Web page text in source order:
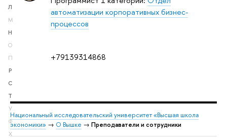
Л
М
Н
О
П
Р
С
Т
У
Ф
Х
+79139314868
автоматизации корпоративных бизнес-
процессов
Национальный исследовательский университет «Высшая школа
экономики» → О Вышке → Преподаватели и сотрудники